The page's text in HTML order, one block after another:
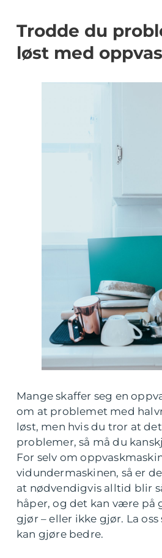
Trodde du
løst med
Mange skaffer seg en
om at problemet med
løst, men hvis du tror at
problemer, så må du
For selv om
vidundermaskinen, så er
at nødvendigvis alltid blir
håper, og det kan være på
gjør – eller ikke gjør. La
kan gjøre bedre.